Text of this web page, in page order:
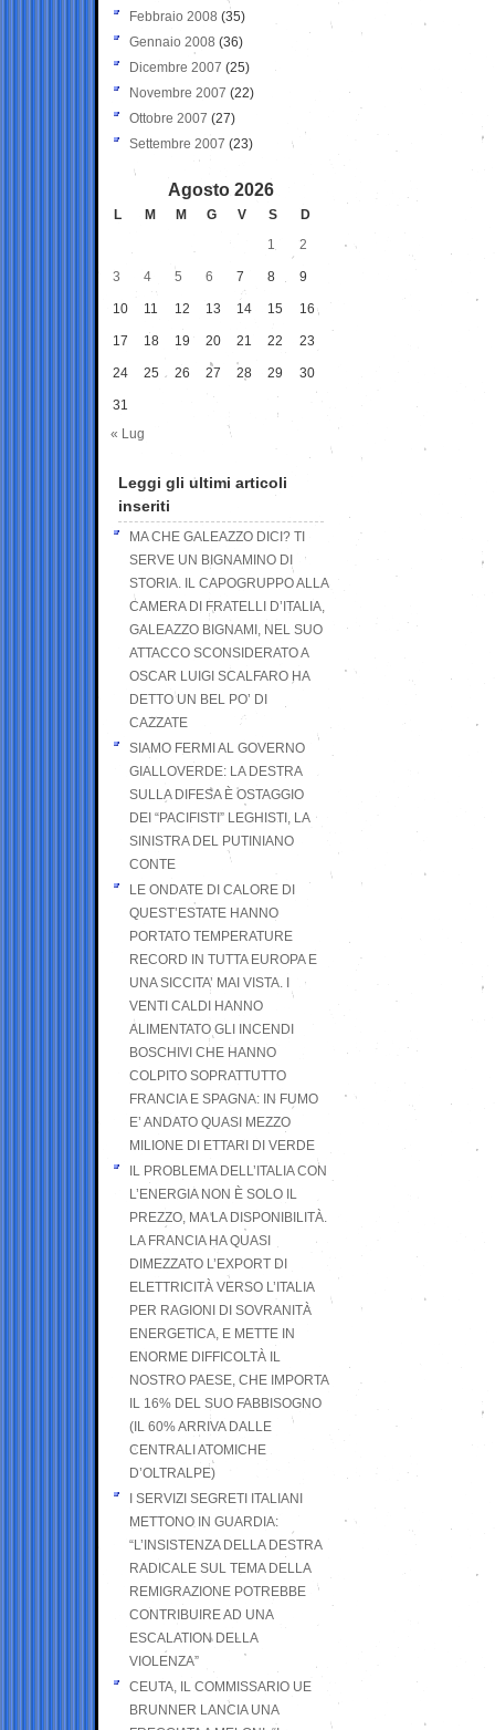
Febbraio 2008 (35)
Gennaio 2008 (36)
Dicembre 2007 (25)
Novembre 2007 (22)
Ottobre 2007 (27)
Settembre 2007 (23)
Agosto 2026
L M M G V S
D
1
2
3 4 5 6 7 8 9
10 11 12 13 14 15 16
17 18 19 20 21 22 23
24 25 26 27 28 29 30
31
« Lug
Leggi gli ultimi articoli
inseriti
MA CHE GALEAZZO DICI? TI
SERVE UN BIGNAMINO DI
STORIA. IL CAPOGRUPPO ALLA
CAMERA DI FRATELLI D’ITALIA,
GALEAZZO BIGNAMI, NEL SUO
ATTACCO SCONSIDERATO A
OSCAR LUIGI SCALFARO HA
DETTO UN BEL PO’ DI
CAZZATE
SIAMO FERMI AL GOVERNO
GIALLOVERDE: LA DESTRA
SULLA DIFESA È OSTAGGIO
DEI “PACIFISTI” LEGHISTI, LA
SINISTRA DEL PUTINIANO
CONTE
LE ONDATE DI CALORE DI
QUEST’ESTATE HANNO
PORTATO TEMPERATURE
RECORD IN TUTTA EUROPA E
UNA SICCITA’ MAI VISTA. I
VENTI CALDI HANNO
ALIMENTATO GLI INCENDI
BOSCHIVI CHE HANNO
COLPITO SOPRATTUTTO
FRANCIA E SPAGNA: IN FUMO
E’ ANDATO QUASI MEZZO
MILIONE DI ETTARI DI VERDE
IL PROBLEMA DELL’ITALIA CON
L’ENERGIA NON È SOLO IL
PREZZO, MA LA DISPONIBILITÀ.
LA FRANCIA HA QUASI
DIMEZZATO L’EXPORT DI
ELETTRICITÀ VERSO L’ITALIA
PER RAGIONI DI SOVRANITÀ
ENERGETICA, E METTE IN
ENORME DIFFICOLTÀ IL
NOSTRO PAESE, CHE IMPORTA
IL 16% DEL SUO FABBISOGNO
(IL 60% ARRIVA DALLE
CENTRALI ATOMICHE
D’OLTRALPE)
I SERVIZI SEGRETI ITALIANI
METTONO IN GUARDIA:
“L’INSISTENZA DELLA DESTRA
RADICALE SUL TEMA DELLA
REMIGRAZIONE POTREBBE
CONTRIBUIRE AD UNA
ESCALATION DELLA
VIOLENZA”
CEUTA, IL COMMISSARIO UE
BRUNNER LANCIA UNA